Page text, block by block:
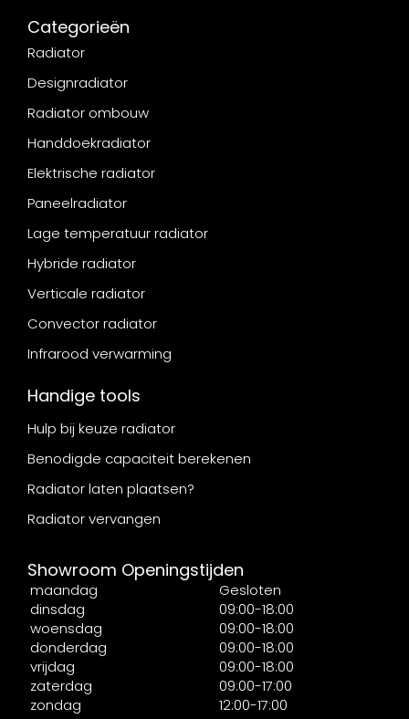
Categorieën
Radiator
Designradiator
Radiator ombouw
Handdoekradiator
Elektrische radiator
Paneelradiator
Lage temperatuur radiator
Hybride radiator
Verticale radiator
Convector radiator
Infrarood verwarming
Handige tools
Hulp bij keuze radiator
Benodigde capaciteit berekenen
Radiator laten plaatsen?
Radiator vervangen
Showroom Openingstijden
maandag
Gesloten
dinsdag
09:00-18:00
woensdag
09:00-18:00
donderdag
09:00-18:00
vrijdag
09:00-18:00
zaterdag
09:00-17:00
zondag
12:00-17:00